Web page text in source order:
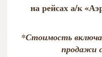
на рейсах а/к
*Стоимость
продажи